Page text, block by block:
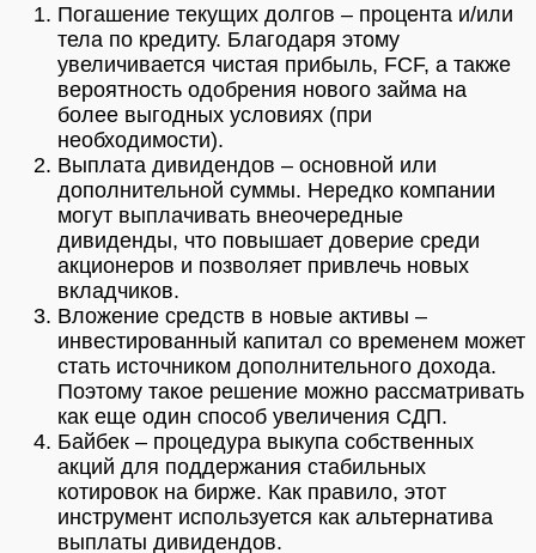
Погашение текущих долгов – процента и/или
тела по кредиту. Благодаря этому
увеличивается чистая прибыль, FCF, а также
вероятность одобрения нового займа на
более выгодных условиях (при
необходимости).
Выплата дивидендов – основной или
дополнительной суммы. Нередко компании
могут выплачивать внеочередные
дивиденды, что повышает доверие среди
акционеров и позволяет привлечь новых
вкладчиков.
Вложение средств в новые активы –
инвестированный капитал со временем может
стать источником дополнительного дохода.
Поэтому такое решение можно рассматривать
как еще один способ увеличения СДП.
Байбек – процедура выкупа собственных
акций для поддержания стабильных
котировок на бирже. Как правило, этот
инструмент используется как альтернатива
выплаты дивидендов.